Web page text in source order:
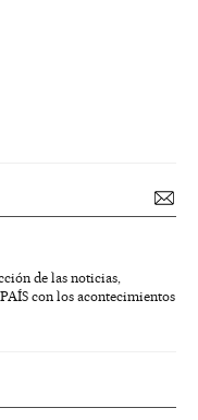
de las noticias,
con los acontecimientos